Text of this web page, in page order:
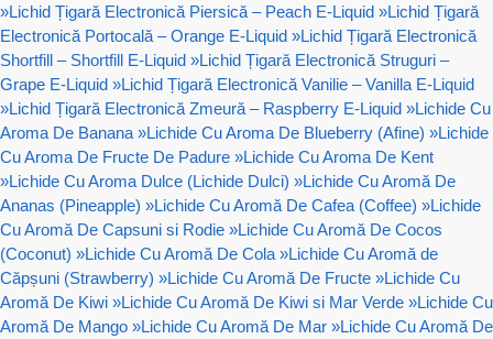
»Lichid Țigară Electronică Piersică – Peach E-Liquid »Lichid Țigară
Electronică Portocală – Orange E-Liquid »Lichid Țigară Electronică
Shortfill – Shortfill E-Liquid »Lichid Țigară Electronică Struguri –
Grape E-Liquid »Lichid Țigară Electronică Vanilie – Vanilla E-Liquid
»Lichid Țigară Electronică Zmeură – Raspberry E-Liquid »Lichide Cu
Aroma De Banana »Lichide Cu Aroma De Blueberry (Afine) »Lichide
Cu Aroma De Fructe De Padure »Lichide Cu Aroma De Kent
»Lichide Cu Aroma Dulce (Lichide Dulci) »Lichide Cu Aromă De
Ananas (Pineapple) »Lichide Cu Aromă De Cafea (Coffee) »Lichide
Cu Aromă De Capsuni si Rodie »Lichide Cu Aromă De Cocos
(Coconut) »Lichide Cu Aromă De Cola »Lichide Cu Aromă de
Căpșuni (Strawberry) »Lichide Cu Aromă De Fructe »Lichide Cu
Aromă De Kiwi »Lichide Cu Aromă De Kiwi si Mar Verde »Lichide Cu
Aromă De Mango »Lichide Cu Aromă De Mar »Lichide Cu Aromă De